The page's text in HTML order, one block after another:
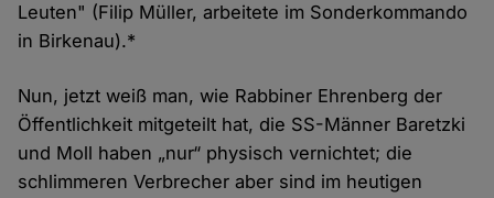
Leuten" (Filip Müller, arbeitete im Sonderkommando
in Birkenau).*
Nun, jetzt weiß man, wie Rabbiner Ehrenberg der
Öffentlichkeit mitgeteilt hat, die SS-Männer Baretzki
und Moll haben „nur“ physisch vernichtet; die
schlimmeren Verbrecher aber sind im heutigen